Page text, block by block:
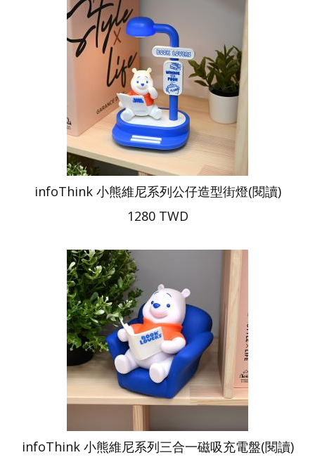
infoThink 小熊維尼系列公仔造型街燈(閱讀)
1280 TWD
infoThink 小熊維尼系列三合一磁吸充電盤(閱讀)